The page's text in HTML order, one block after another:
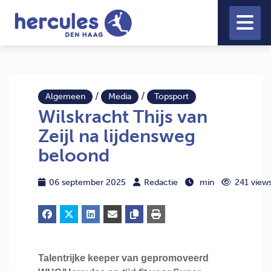
Algemeen / Media / Topsport
Wilskracht Thijs van
Zeijl na lijdensweg
beloond
06 september 2025 Redactie min 241
Talentrijke keeper van gepromoveerd